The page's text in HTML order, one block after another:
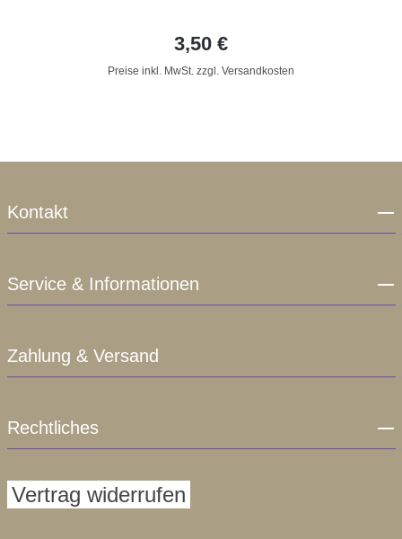
3,50 €
Preise inkl. MwSt. zzgl. Versandkosten
Kontakt
Service & Informationen
Zahlung & Versand
Rechtliches
Vertrag widerrufen